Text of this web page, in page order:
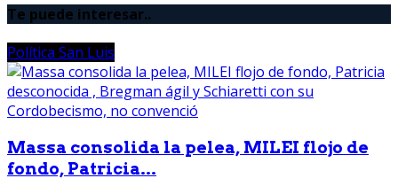
Te puede interesar..
Política San Luis
Massa consolida la pelea, MILEI flojo de
fondo, Patricia...